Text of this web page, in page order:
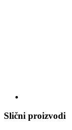
Slični proizvodi